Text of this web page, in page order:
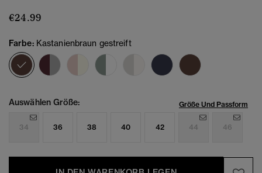
€24.99
Farbe: Kastanienbraun gestreift
Ausgewählt
Auswählen Größe: Größe Und Passform
34 36 38 40 42 44 46